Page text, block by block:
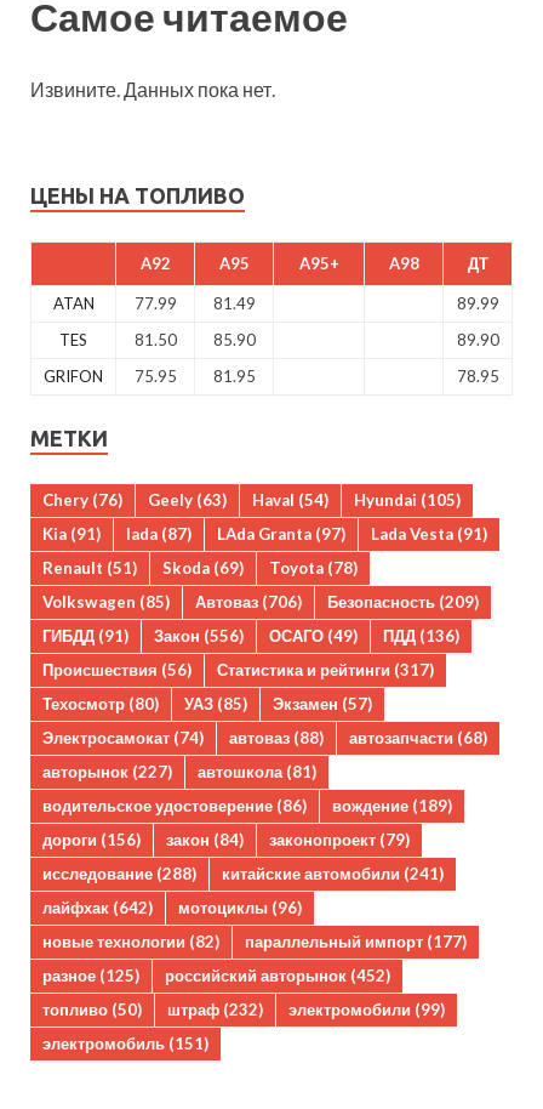
Самое читаемое
Извините. Данных пока нет.
ЦЕНЫ НА ТОПЛИВО
A92 A95 A95+ A98 ДТ
ATAN 77.99 81.49
89.99
TES
81.50 85.90
89.90
GRIFON
75.95 81.95 78.95
МЕТКИ
Chery (76) Geely (63) Haval (54) Hyundai (105)
Kia (91) lada (87) LAda Granta (97) Lada Vesta (91)
Renault (51) Skoda (69) Toyota (78)
Volkswagen (85) Автоваз (706) Безопасность (209)
ГИБДД (91) Закон (556) ОСАГО (49) ПДД (136)
Происшествия (56) Статистика и рейтинги (317)
Техосмотр (80) УАЗ (85) Экзамен (57)
Электросамокат (74) автоваз (88) автозапчасти (68)
авторынок (227) автошкола(81)
водительское удостоверение (86) вождение (189)
дороги (156) закон (84) законопроект (79)
исследование (288) китайские автомобили (241)
лайфхак (642) мотоциклы (96)
новые технологии (82) параллельный импорт (177)
разное (125) российский авторынок (452)
топливо (50) штраф (232) электромобили (99)
электромобиль (151)